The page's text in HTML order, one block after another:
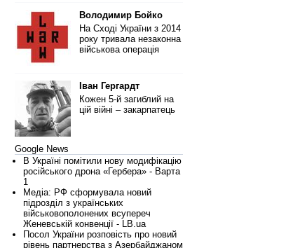
Володимир Бойко
На Сході України з 2014
року тривала незаконна
військова операція
Іван Гергардт
Кожен 5-й загиблий на
цій війні – закарпатець
Google News
В Україні помітили нову модифікацію
російського дрона «Гербера» - Варта
1
Медіа: РФ сформувала новий
підрозділ з українських
військовополонених всупереч
Женевській конвенції - LB.ua
Посол України розповість про новий
рівень партнерства з Азербайджаном